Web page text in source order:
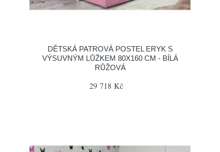
DĚTSKÁ PATROVÁ POSTEL ERYK S
VÝSUVNÝM LŮŽKEM 80X160 CM - BÍLÁ
RŮŽOVÁ
29 718 Kč